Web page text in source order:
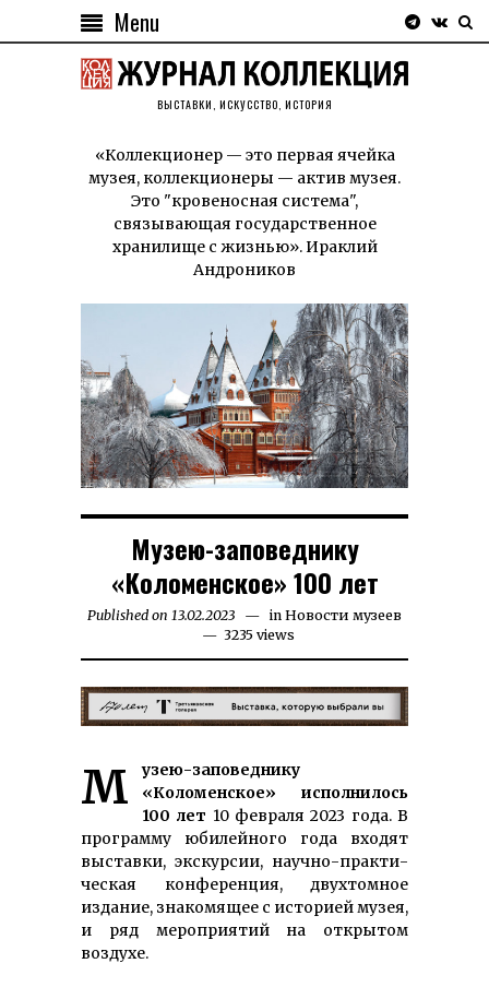
Menu
ВЫСТАВКИ, ИСКУССТВО, ИСТОРИЯ
«Коллекционер — это первая ячейка
музея, коллекционеры — актив музея.
Это "кровеносная система",
связывающая государственное
хранилище с жизнью». Ираклий
Андроников
Музею-заповеднику
«Коломенское» 100 лет
Published on 13.02.2023 30.06.2026
in Новости музеев
3235 views
Музею-заповеднику
«Коломенское» ис­пол­нилось
100 лет 10 февраля 2023 го­да. В
про­грам­му юби­лей­но­го го­да вхо­дят
вы­став­ки, экс­кур­сии, науч­но-прак­ти­
чес­кая кон­фе­рен­ция, двух­томное
издание, зна­комящее с исто­рией музея,
и ряд мероприятий на открытом
воздухе.